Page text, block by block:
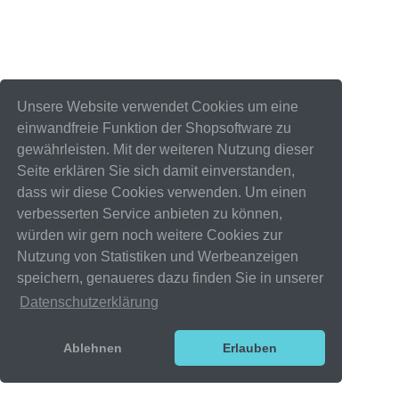
Unsere Website verwendet Cookies um eine
einwandfreie Funktion der Shopsoftware zu
gewährleisten. Mit der weiteren Nutzung dieser
Seite erklären Sie sich damit einverstanden,
dass wir diese Cookies verwenden. Um einen
verbesserten Service anbieten zu können,
würden wir gern noch weitere Cookies zur
Nutzung von Statistiken und Werbeanzeigen
speichern, genaueres dazu finden Sie in unserer
Datenschutzerklärung
Ablehnen Erlauben